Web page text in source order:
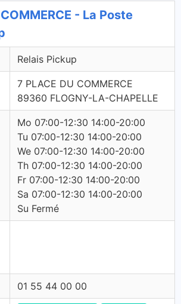
- La Poste
Relais Pickup
7 PLACE DU COMMERCE
89360 FLOGNY-LA-CHAPELLE
Mo 07:00-12:30 14:00-20:00
Tu 07:00-12:30 14:00-20:00
We 07:00-12:30 14:00-20:00
Th 07:00-12:30 14:00-20:00
Fr 07:00-12:30 14:00-20:00
Sa 07:00-12:30 14:00-20:00
Su Fermé
01 55 44 00 00